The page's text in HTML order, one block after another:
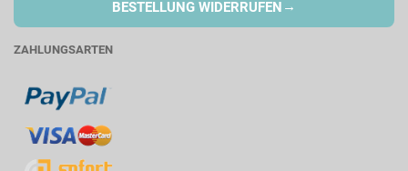
BESTELLUNG WIDERRUFEN →
ZAHLUNGSARTEN